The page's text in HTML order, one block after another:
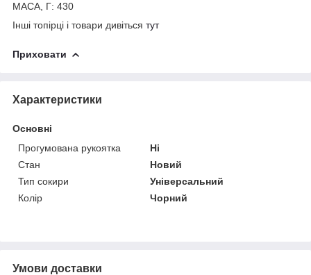
МАСА, Г: 430
Інші топірці і товари дивіться тут
Приховати
Характеристики
Основні
Прогумована рукоятка
Ні
Стан
Новий
Тип сокири
Універсальний
Колір
Чорний
Умови доставки